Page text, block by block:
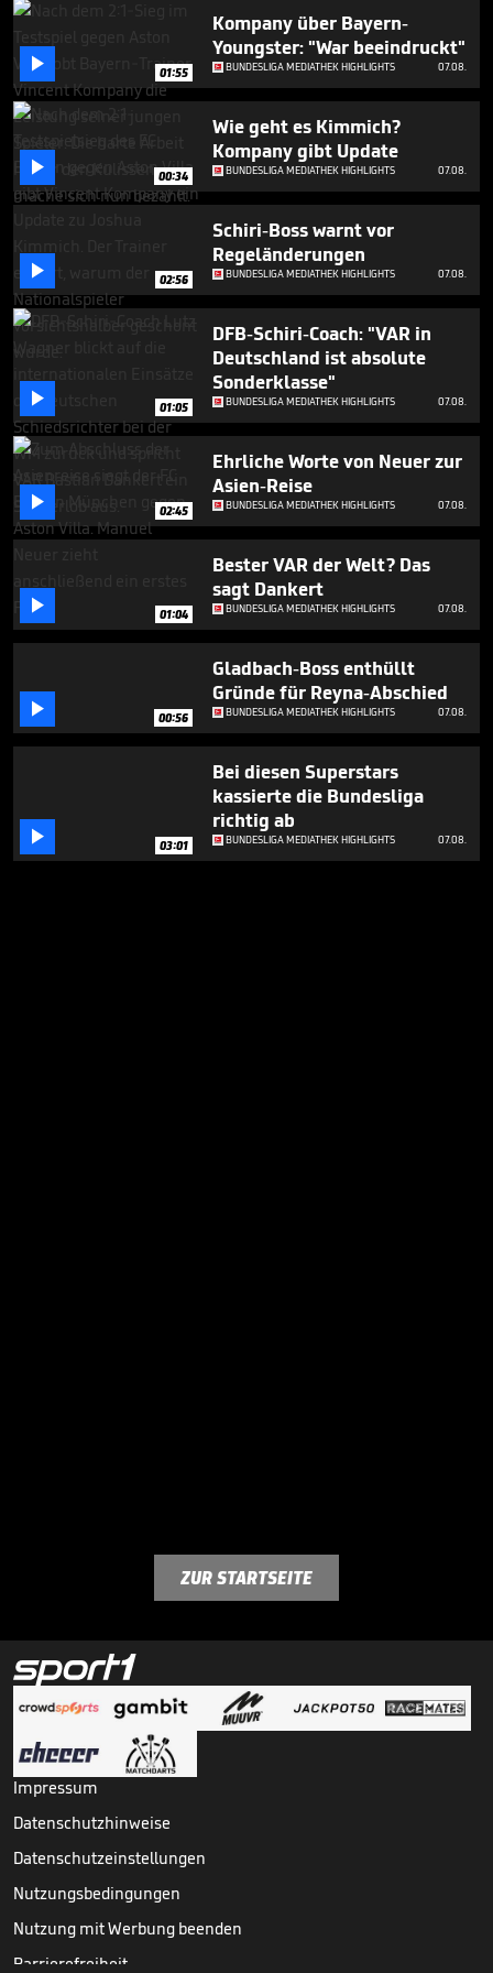
minute,
seconds
 01:55
Kompany über Bayern-
Youngster: "War beeindruckt"
BUNDESLIGA MEDIATHEK HIGHLIGHTS 07.08.
 00:34
Wie geht es Kimmich?
Kompany gibt Update
BUNDESLIGA MEDIATHEK HIGHLIGHTS 07.08.
 02:56
Schiri-Boss warnt vor
Regeländerungen
BUNDESLIGA MEDIATHEK HIGHLIGHTS 07.08.
 01:05
DFB-Schiri-Coach: "VAR in
Deutschland ist absolute
Sonderklasse"
BUNDESLIGA MEDIATHEK HIGHLIGHTS 07.08.
 02:45
Ehrliche Worte von Neuer zur
Asien-Reise
BUNDESLIGA MEDIATHEK HIGHLIGHTS 07.08.
 01:04
Bester VAR der Welt? Das
sagt Dankert
BUNDESLIGA MEDIATHEK HIGHLIGHTS 07.08.
 00:56
Gladbach-Boss enthüllt
Gründe für Reyna-Abschied
BUNDESLIGA MEDIATHEK HIGHLIGHTS 07.08.
 03:01
Bei diesen Superstars
kassierte die Bundesliga
richtig ab
BUNDESLIGA MEDIATHEK HIGHLIGHTS 07.08.
ZUR STARTSEITE
Impressum
Datenschutzhinweise
Datenschutzeinstellungen
Nutzungsbedingungen
Nutzung mit Werbung beenden
Barrierefreiheit